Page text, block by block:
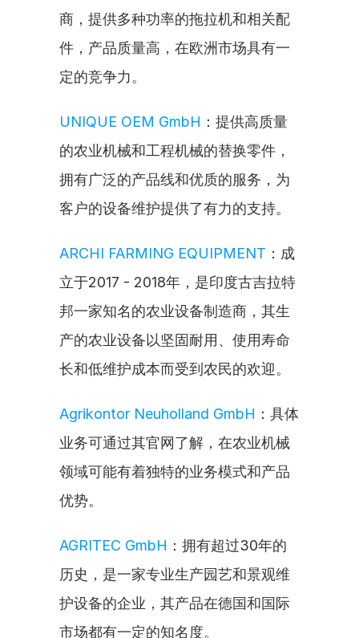
商，提供多种功率的拖拉机和相关配
件，产品质量高，在欧洲市场具有一
定的竞争力。
UNIQUE OEM GmbH ：提供高质量
的农业机械和工程机械的替换零件，
拥有广泛的产品线和优质的服务，为
客户的设备维护提供了有力的支持。
ARCHI FARMING EQUIPMENT ：成
立于2017 - 2018年，是印度古吉拉特
邦一家知名的农业设备制造商，其生
产的农业设备以坚固耐用、使用寿命
长和低维护成本而受到农民的欢迎。
Agrikontor Neuholland GmbH ：具体
业务可通过其官网了解，在农业机械
领域可能有着独特的业务模式和产品
优势。
AGRITEC GmbH ：拥有超过30年的
历史，是一家专业生产园艺和景观维
护设备的企业，其产品在德国和国际
市场都有一定的知名度。